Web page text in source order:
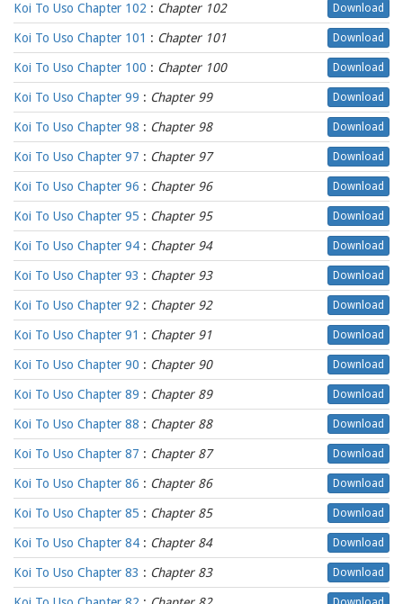
Koi To Uso Chapter 102 : Chapter 102 Download
Koi To Uso Chapter 101 : Chapter 101 Download
Koi To Uso Chapter 100 : Chapter 100 Download
Koi To Uso Chapter 99 : Chapter 99 Download
Koi To Uso Chapter 98 : Chapter 98 Download
Koi To Uso Chapter 97 : Chapter 97 Download
Koi To Uso Chapter 96 : Chapter 96 Download
Koi To Uso Chapter 95 : Chapter 95 Download
Koi To Uso Chapter 94 : Chapter 94 Download
Koi To Uso Chapter 93 : Chapter 93 Download
Koi To Uso Chapter 92 : Chapter 92 Download
Koi To Uso Chapter 91 : Chapter 91 Download
Koi To Uso Chapter 90 : Chapter 90 Download
Koi To Uso Chapter 89 : Chapter 89 Download
Koi To Uso Chapter 88 : Chapter 88 Download
Koi To Uso Chapter 87 : Chapter 87 Download
Koi To Uso Chapter 86 : Chapter 86 Download
Koi To Uso Chapter 85 : Chapter 85 Download
Koi To Uso Chapter 84 : Chapter 84 Download
Koi To Uso Chapter 83 : Chapter 83 Download